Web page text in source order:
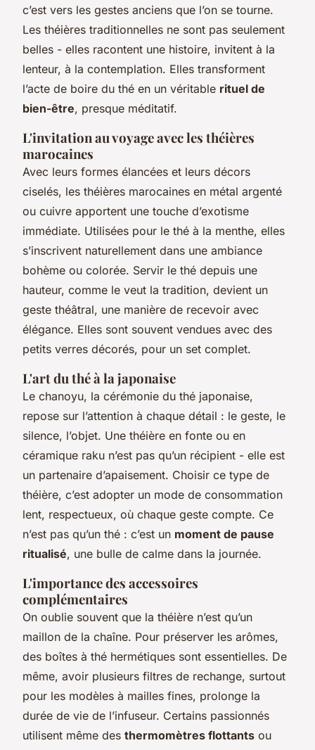
c’est vers les gestes anciens que l’on se tourne.
Les théières traditionnelles ne sont pas seulement
belles - elles racontent une histoire, invitent à la
lenteur, à la contemplation. Elles transforment
l’acte de boire du thé en un véritable rituel de
bien-être, presque méditatif.
L'invitation au voyage avec les théières
marocaines
Avec leurs formes élancées et leurs décors
ciselés, les théières marocaines en métal argenté
ou cuivre apportent une touche d’exotisme
immédiate. Utilisées pour le thé à la menthe, elles
s’inscrivent naturellement dans une ambiance
bohème ou colorée. Servir le thé depuis une
hauteur, comme le veut la tradition, devient un
geste théâtral, une manière de recevoir avec
élégance. Elles sont souvent vendues avec des
petits verres décorés, pour un set complet.
L'art du thé à la japonaise
Le chanoyu, la cérémonie du thé japonaise,
repose sur l’attention à chaque détail : le geste, le
silence, l’objet. Une théière en fonte ou en
céramique raku n’est pas qu’un récipient - elle est
un partenaire d’apaisement. Choisir ce type de
théière, c’est adopter un mode de consommation
lent, respectueux, où chaque geste compte. Ce
n’est pas qu’un thé : c’est un moment de pause
ritualisé, une bulle de calme dans la journée.
L'importance des accessoires
complémentaires
On oublie souvent que la théière n’est qu’un
maillon de la chaîne. Pour préserver les arômes,
des boîtes à thé hermétiques sont essentielles. De
même, avoir plusieurs filtres de rechange, surtout
pour les modèles à mailles fines, prolonge la
durée de vie de l’infuseur. Certains passionnés
utilisent même des thermomètres flottants ou